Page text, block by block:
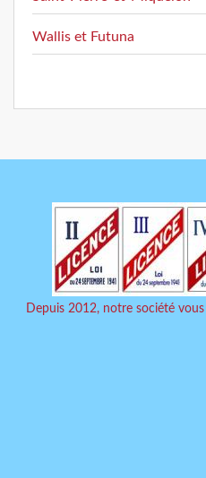
Wallis et Futuna
Depuis 2012, notre société